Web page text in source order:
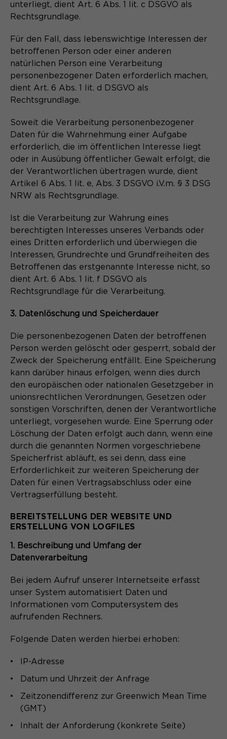
unterliegt, dient Art. 6 Abs. 1 lit. c DSGVO als
Rechtsgrundlage.
Für den Fall, dass lebenswichtige Interessen der
betroffenen Person oder einer anderen
natürlichen Person eine Verarbeitung
personenbezogener Daten erforderlich machen,
dient Art. 6 Abs. 1 lit. d DSGVO als
Rechtsgrundlage.
Soweit die Verarbeitung personenbezogener
Daten für die Wahrnehmung einer Aufgabe
erforderlich, die im öffentlichen Interesse liegt
oder in Ausübung öffentlicher Gewalt erfolgt, die
der Verantwortlichen übertragen wurde, dient
Artikel 6 Abs. 1 lit. e, Abs. 3 DSGVO i.V.m. § 3 DSG
NRW als Rechtsgrundlage.
Ist die Verarbeitung zur Wahrung eines
berechtigten Interesses unseres Verbands oder
eines Dritten erforderlich und überwiegen die
Interessen, Grundrechte und Grundfreiheiten des
Betroffenen das erstgenannte Interesse nicht, so
dient Art. 6 Abs. 1 lit. f DSGVO als
Rechtsgrundlage für die Verarbeitung.
3. Datenlöschung und Speicherdauer
Die personenbezogenen Daten der betroffenen
Person werden gelöscht oder gesperrt, sobald der
Zweck der Speicherung entfällt. Eine Speicherung
kann darüber hinaus erfolgen, wenn dies durch
den europäischen oder nationalen Gesetzgeber in
unionsrechtlichen Verordnungen, Gesetzen oder
sonstigen Vorschriften, denen der Verantwortliche
unterliegt, vorgesehen wurde. Eine Sperrung oder
Löschung der Daten erfolgt auch dann, wenn eine
durch die genannten Normen vorgeschriebene
Speicherfrist abläuft, es sei denn, dass eine
Erforderlichkeit zur weiteren Speicherung der
Daten für einen Vertragsabschluss oder eine
Vertragserfüllung besteht.
BEREITSTELLUNG DER WEBSITE UND
ERSTELLUNG VON LOGFILES
1. Beschreibung und Umfang der
Datenverarbeitung
Bei jedem Aufruf unserer Internetseite erfasst
unser System automatisiert Daten und
Informationen vom Computersystem des
aufrufenden Rechners.
Folgende Daten werden hierbei erhoben:
IP-Adresse
Datum und Uhrzeit der Anfrage
Zeitzonendifferenz zur Greenwich Mean Time
(GMT)
Inhalt der Anforderung (konkrete Seite)